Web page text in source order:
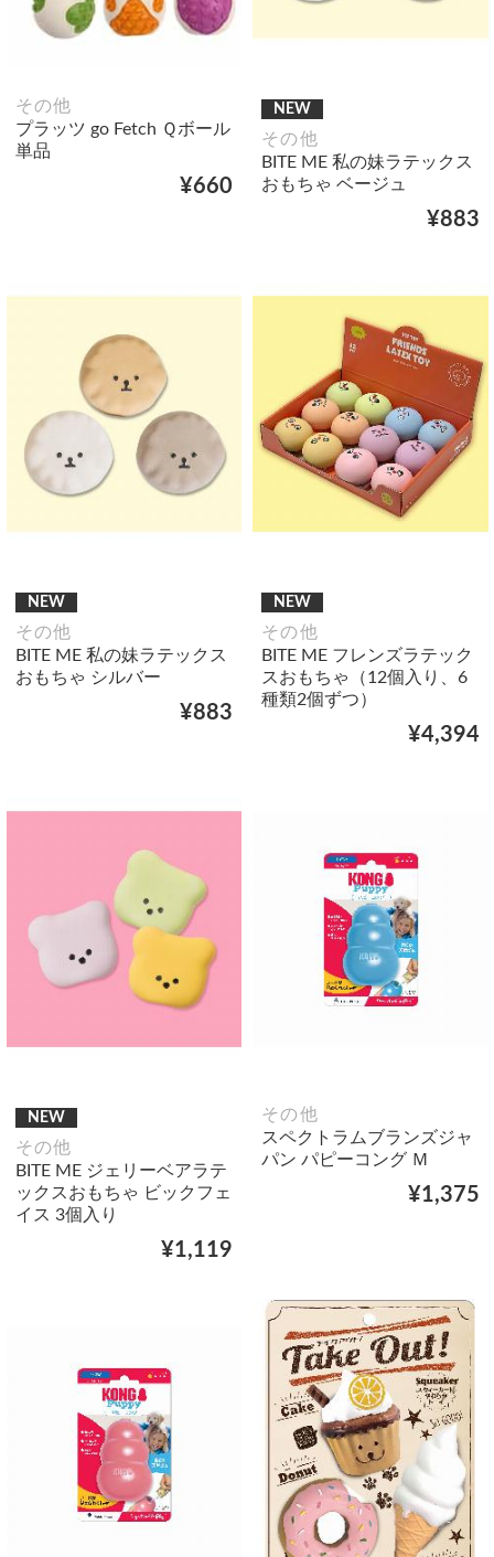
その他
プラッツ go Fetch Ｑボール
単品
¥660
NEW
その他
BITE ME 私の妹ラテックス
おもちゃ ベージュ
¥883
NEW
その他
BITE ME 私の妹ラテックス
おもちゃ シルバー
¥883
NEW
その他
BITE ME フレンズラテック
スおもちゃ（12個入り、6
種類2個ずつ）
¥4,394
NEW
その他
BITE ME ジェリーベアラテ
ックスおもちゃ ビックフェ
イス 3個入り
¥1,119
その他
スペクトラムブランズジャ
パン パピーコング Ｍ
¥1,375